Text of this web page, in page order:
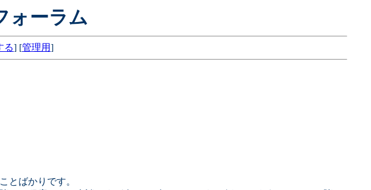
ォーラム
る] [管理用]
とばかりです。